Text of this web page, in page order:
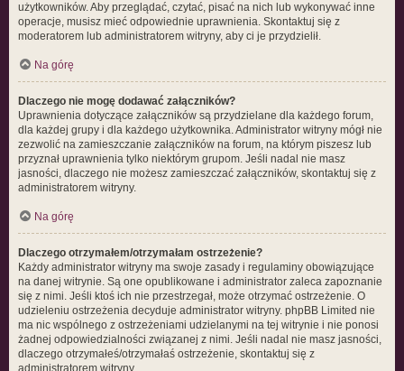
użytkowników. Aby przeglądać, czytać, pisać na nich lub wykonywać inne
operacje, musisz mieć odpowiednie uprawnienia. Skontaktuj się z
moderatorem lub administratorem witryny, aby ci je przydzielił.
Na górę
Dlaczego nie mogę dodawać załączników?
Uprawnienia dotyczące załączników są przydzielane dla każdego forum,
dla każdej grupy i dla każdego użytkownika. Administrator witryny mógł nie
zezwolić na zamieszczanie załączników na forum, na którym piszesz lub
przyznał uprawnienia tylko niektórym grupom. Jeśli nadal nie masz
jasności, dlaczego nie możesz zamieszczać załączników, skontaktuj się z
administratorem witryny.
Na górę
Dlaczego otrzymałem/otrzymałam ostrzeżenie?
Każdy administrator witryny ma swoje zasady i regulaminy obowiązujące
na danej witrynie. Są one opublikowane i administrator zaleca zapoznanie
się z nimi. Jeśli ktoś ich nie przestrzegał, może otrzymać ostrzeżenie. O
udzieleniu ostrzeżenia decyduje administrator witryny. phpBB Limited nie
ma nic wspólnego z ostrzeżeniami udzielanymi na tej witrynie i nie ponosi
żadnej odpowiedzialności związanej z nimi. Jeśli nadal nie masz jasności,
dlaczego otrzymałeś/otrzymałaś ostrzeżenie, skontaktuj się z
administratorem witryny.